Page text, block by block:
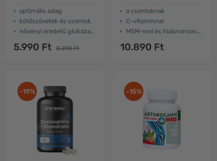
optimális adag
kötőszövetek és csontok
növényi eredetű glükózamin
5.990 Ft 8.290 Ft
a csontoknak
C-vitaminnal
MSM-mel és hialuronsavval
10.890 Ft
-19% -15%